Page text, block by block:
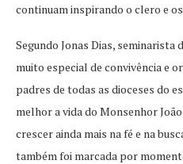
continuam inspirando o clero e
Segundo Jonas Dias, seminarista
muito especial de convivência e
padres de todas as dioceses do
melhor a vida do Monsenhor
crescer ainda mais na fé e na
também foi marcada por